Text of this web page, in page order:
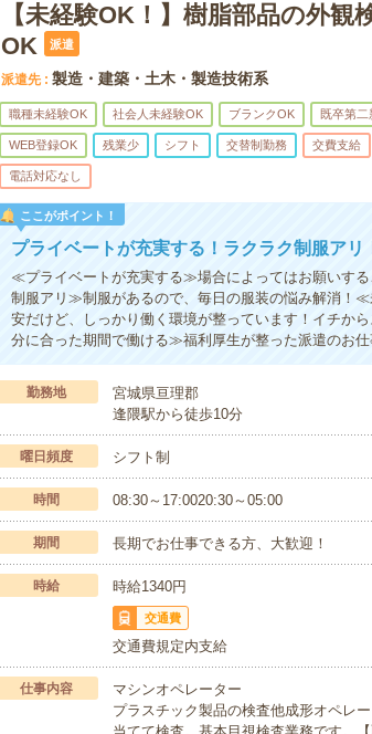
【未経験OK！】樹脂部品の外観
OK
派遣
派遣先 製造・建築・土木・製造技術系
職種未経験OK 社会人未経験OK ブランクOK 既卒第二
WEB登録OK 残業少 シフト 交替制勤務 交費支給
電話対応なし
ここがポイント！
プライベートが充実する！ラクラク制服アリ
≪プライベートが充実する≫場合によってはお願いす
制服アリ≫制服があるので、毎日の服装の悩み解消！
安だけど、しっかり働く環境が整っています！イチか
分に合った期間で働ける≫福利厚生が整った派遣のお仕
勤務地
宮城県亘理郡
逢隈駅から徒歩10分
曜日頻度 シフト制
時間 08:30～17:0020:30～05:00
期間 長期でお仕事できる方、大歓迎！
時給 時給1340円
交通費
交通費規定内支給
仕事内容
マシンオペレーター
プラスチック製品の検査他成形オペレ